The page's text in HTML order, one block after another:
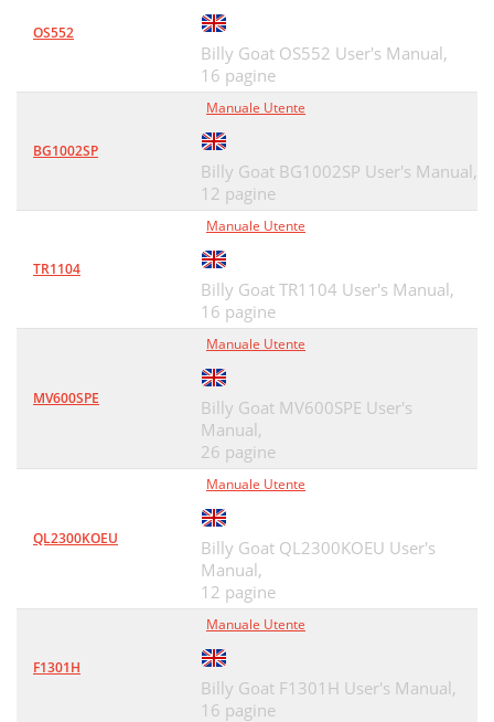
OS552
Billy Goat OS552 User's Manual,
16 pagine
BG1002SP
Manuale Utente
Billy Goat BG1002SP User's Manual,
12 pagine
TR1104
Manuale Utente
Billy Goat TR1104 User's Manual,
16 pagine
MV600SPE
Manuale Utente
Billy Goat MV600SPE User's
Manual,
26 pagine
QL2300KOEU
Manuale Utente
Billy Goat QL2300KOEU User's
Manual,
12 pagine
F1301H
Manuale Utente
Billy Goat F1301H User's Manual,
16 pagine